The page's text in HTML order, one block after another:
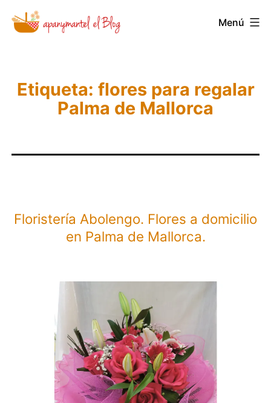
Saltar
Novedades
de
Apanymantel
Menú
Etiqueta: flores para regalar
Palma de Mallorca
Floristería Abolengo. Flores a domicilio
en Palma de Mallorca.